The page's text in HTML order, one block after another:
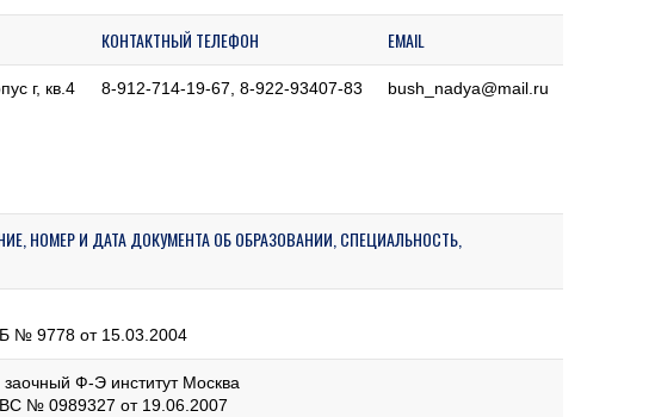
КОНТАКТНЫЙ ТЕЛЕФОН EMAIL
г, кв.4 8-912-714-19-67, 8-922-93407-83 bush_nadya@mail.ru
НОМЕР И ДАТА ДОКУМЕНТА ОБ ОБРАЗОВАНИИ, СПЕЦИАЛЬНОСТЬ,
№ 9778 от 15.03.2004
заочный Ф-Э институт Москва
№ 0989327 от 19.06.2007